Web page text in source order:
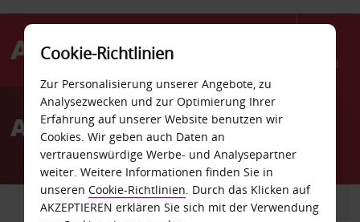
Menü
AvisAutovermietung Parkes
FAHRZEUG TRANSPORTER
Cookie-Richtlinien
Zur Personalisierung unserer Angebote, zu
Analysezwecken und zur Optimierung Ihrer
Erfahrung auf unserer Website benutzen wir
Cookies. Wir geben auch Daten an
vertrauenswürdige Werbe- und Analysepartner
weiter. Weitere Informationen finden Sie in
unseren Cookie-Richtlinien. Durch das Klicken auf
AKZEPTIEREN erklären Sie sich mit der Verwendung